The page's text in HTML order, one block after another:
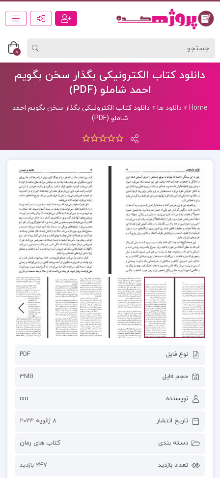
0
دانلود کتاب الکترونیکی بگذار سخن بگویم
احمد شاملو (PDF)
Home
» دانلود ها » دانلود کتاب الکترونیکی بگذار سخن بگویم احمد
شاملو (PDF)
نوع فایل PDF
حجم فایل 3MB
نویسنده cio
تاریخ انتشار 8 ژانویه 2023
دسته بندی کتاب های رمان
تعداد بازدید 247 بازدید